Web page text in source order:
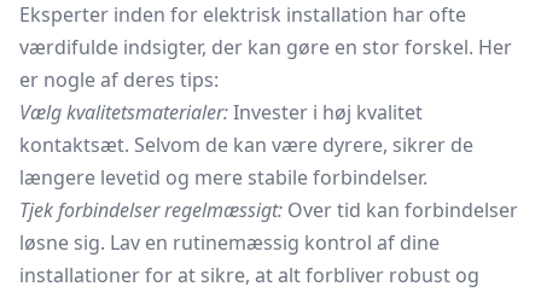
Eksperter inden for elektrisk installation har ofte
værdifulde indsigter, der kan gøre en stor forskel. Her
er nogle af deres tips:
Vælg kvalitetsmaterialer:Invester i høj kvalitet
kontaktsæt. Selvom de kan være dyrere, sikrer de
længere levetid og mere stabile forbindelser.
Tjek forbindelser regelmæssigt: Over tid kan forbindelser
løsne sig. Lav en rutinemæssig kontrol af dine
installationer for at sikre, at alt forbliver robust og